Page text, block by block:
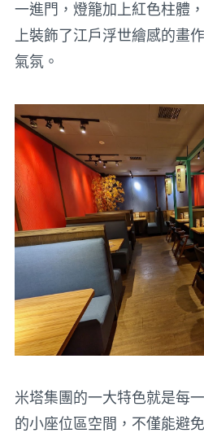
一進門，燈籠加上紅色柱體
上裝飾了江戶浮世繪感的畫
氣氛。
米塔集團的一大特色就是每
的小座位區空間，不僅能避